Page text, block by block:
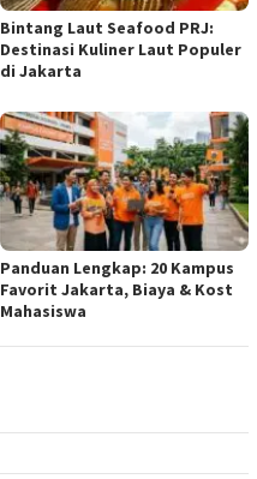
Bintang Laut Seafood PRJ:
Destinasi Kuliner Laut Populer
di Jakarta
Panduan Lengkap: 20 Kampus
Favorit Jakarta, Biaya & Kost
Mahasiswa